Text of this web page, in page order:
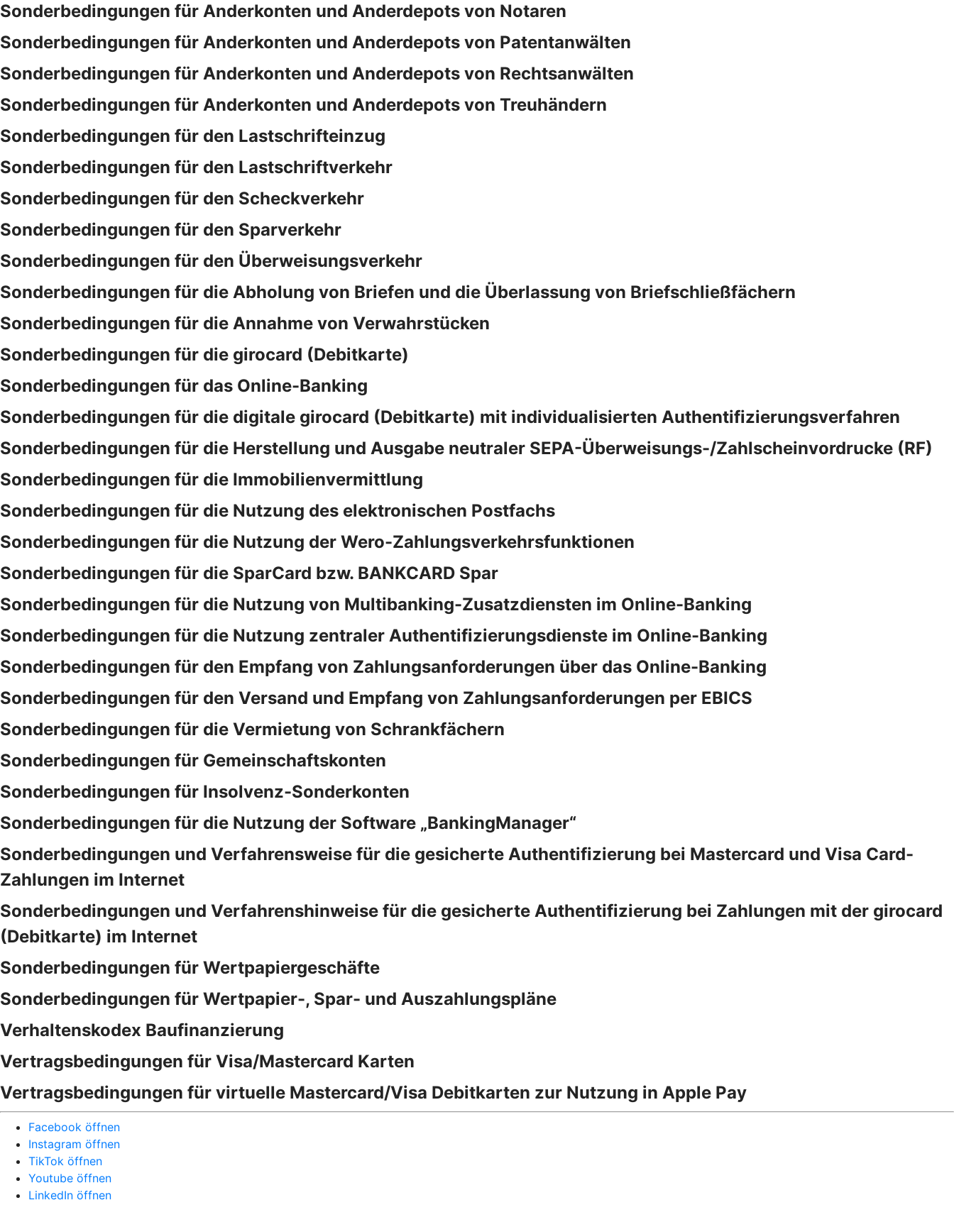
Sonderbedingungen für Anderkonten und Anderdepots von Notaren
Sonderbedingungen für Anderkonten und Anderdepots von Patentanwälten
Sonderbedingungen für Anderkonten und Anderdepots von Rechtsanwälten
Sonderbedingungen für Anderkonten und Anderdepots von Treuhändern
Sonderbedingungen für den Lastschrifteinzug
Sonderbedingungen für den Lastschriftverkehr
Sonderbedingungen für den Scheckverkehr
Sonderbedingungen für den Sparverkehr
Sonderbedingungen für den Überweisungsverkehr
Sonderbedingungen für die Abholung von Briefen und die Überlassung von Briefschließfächern
Sonderbedingungen für die Annahme von Verwahrstücken
Sonderbedingungen für die girocard (Debitkarte)
Sonderbedingungen für das Online-Banking
Sonderbedingungen für die digitale girocard (Debitkarte) mit individualisierten Authentifizierungsverfahren
Sonderbedingungen für die Herstellung und Ausgabe neutraler SEPA-Überweisungs-/Zahlscheinvordrucke (RF)
Sonderbedingungen für die Immobilienvermittlung
Sonderbedingungen für die Nutzung des elektronischen Postfachs
Sonderbedingungen für die Nutzung der Wero-Zahlungsverkehrsfunktionen
Sonderbedingungen für die SparCard bzw. BANKCARD Spar
Sonderbedingungen für die Nutzung von Multibanking-Zusatzdiensten im Online-Banking
Sonderbedingungen für die Nutzung zentraler Authentifizierungsdienste im Online-Banking
Sonderbedingungen für den Empfang von Zahlungsanforderungen über das Online-Banking
Sonderbedingungen für den Versand und Empfang von Zahlungsanforderungen per EBICS
Sonderbedingungen für die Vermietung von Schrankfächern
Sonderbedingungen für Gemeinschaftskonten
Sonderbedingungen für Insolvenz-Sonderkonten
Sonderbedingungen für die Nutzung der Software „BankingManager“
Sonderbedingungen und Verfahrensweise für die gesicherte Authentifizierung bei Mastercard und Visa Card-
Zahlungen im Internet
Sonderbedingungen und Verfahrenshinweise für die gesicherte Authentifizierung bei Zahlungen mit der girocard
(Debitkarte) im Internet
Sonderbedingungen für Wertpapiergeschäfte
Sonderbedingungen für Wertpapier-, Spar- und Auszahlungspläne
Verhaltenskodex Baufinanzierung
Vertragsbedingungen für Visa/Mastercard Karten
Vertragsbedingungen für virtuelle Mastercard/Visa Debitkarten zur Nutzung in Apple Pay
Facebook öffnen
Instagram öffnen
TikTok öffnen
Youtube öffnen
LinkedIn öffnen